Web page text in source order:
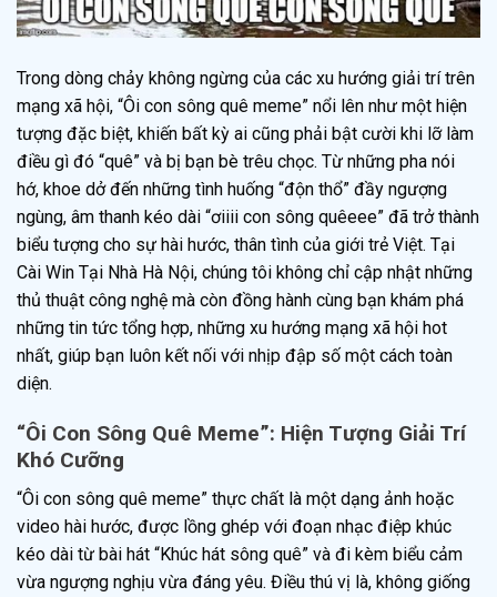
Trong dòng chảy không ngừng của các xu hướng giải trí trên
mạng xã hội, “Ôi con sông quê meme” nổi lên như một hiện
tượng đặc biệt, khiến bất kỳ ai cũng phải bật cười khi lỡ làm
điều gì đó “quê” và bị bạn bè trêu chọc. Từ những pha nói
hớ, khoe dở đến những tình huống “độn thổ” đầy ngượng
ngùng, âm thanh kéo dài “ơiiii con sông quêeee” đã trở thành
biểu tượng cho sự hài hước, thân tình của giới trẻ Việt. Tại
Cài Win Tại Nhà Hà Nội, chúng tôi không chỉ cập nhật những
thủ thuật công nghệ mà còn đồng hành cùng bạn khám phá
những tin tức tổng hợp, những xu hướng mạng xã hội hot
nhất, giúp bạn luôn kết nối với nhịp đập số một cách toàn
diện.
“Ôi Con Sông Quê Meme”: Hiện Tượng Giải Trí
Khó Cưỡng
“Ôi con sông quê meme” thực chất là một dạng ảnh hoặc
video hài hước, được lồng ghép với đoạn nhạc điệp khúc
kéo dài từ bài hát “Khúc hát sông quê” và đi kèm biểu cảm
vừa ngượng nghịu vừa đáng yêu. Điều thú vị là, không giống